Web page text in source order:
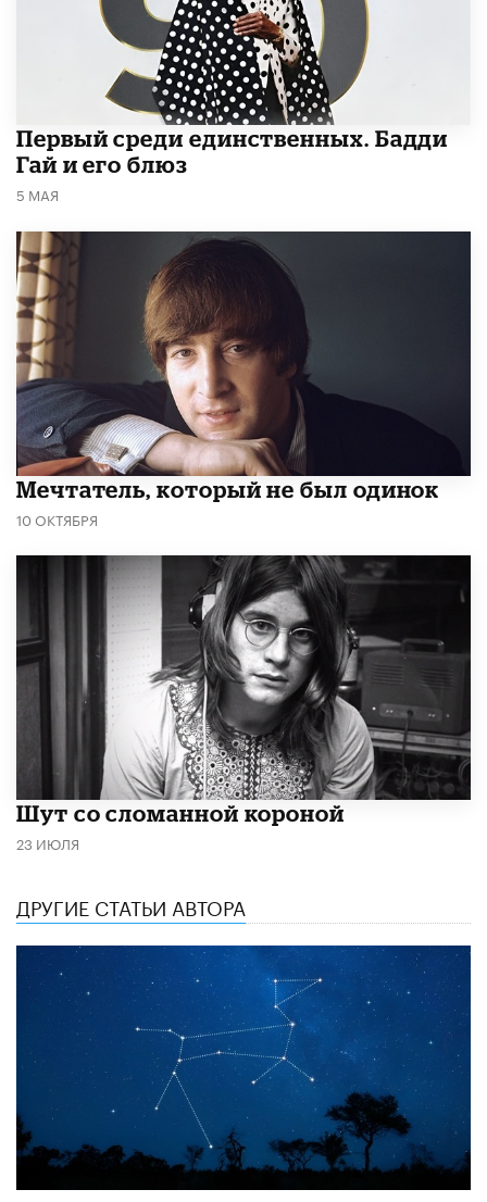
Первый среди единственных. Бадди
Гай и его блюз
5 МАЯ
Мечтатель, который не был одинок
10 ОКТЯБРЯ
Шут со сломанной короной
23 ИЮЛЯ
ДРУГИЕ СТАТЬИ АВТОРА